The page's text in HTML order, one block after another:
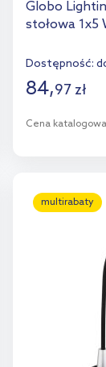
Globo
stołowa 1x5
Dostępność:
84,97zł
Cena
multirabaty